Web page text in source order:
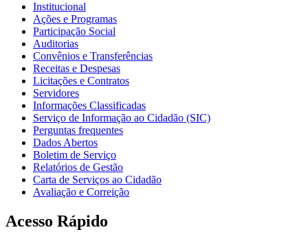
Institucional
Ações e Programas
Participação Social
Auditorias
Convênios e Transferências
Receitas e Despesas
Licitações e Contratos
Servidores
Informações Classificadas
Serviço de Informação ao Cidadão (SIC)
Perguntas frequentes
Dados Abertos
Boletim de Serviço
Relatórios de Gestão
Carta de Serviços ao Cidadão
Avaliação e Correição
Acesso Rápido